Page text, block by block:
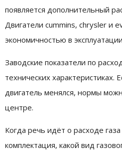
появляется дополнительный
Двигатели cummins, chrysler и
экономичностью в
Заводские показатели по
технических характеристиках.
двигатель менялся, нормы
центре.
Когда речь идёт о расходе
комплектация, какой вид